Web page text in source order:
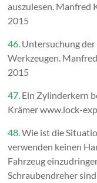
auszulesen. Manfred
2015
46. Untersuchung
Werkzeugen.
2015
47. Ein Zylinderkern
Krämer www.lock-
48.Wie ist die
verwenden keinen
Fahrzeug
Schraubendreher